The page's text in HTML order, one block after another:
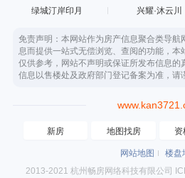
绿城汀岸印月 兴耀·沐云川
免责声明：本网站作为房产信息聚合类导航
息而提供一站式无偿浏览、查阅的功能，本
仅供参考，网站不声明或保证所发布信息的
信息以售楼处及政府部门登记备案为准，请
新房 地图找房 资
网站地图
楼盘
2013-2021 杭州畅房网络科技有限公司